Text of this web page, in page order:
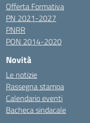
Offerta Formativa
PN 2021-2027
PNRR
PON 2014-2020
Novità
Le notizie
Rassegna stampa
Calendario eventi
Bacheca sindacale